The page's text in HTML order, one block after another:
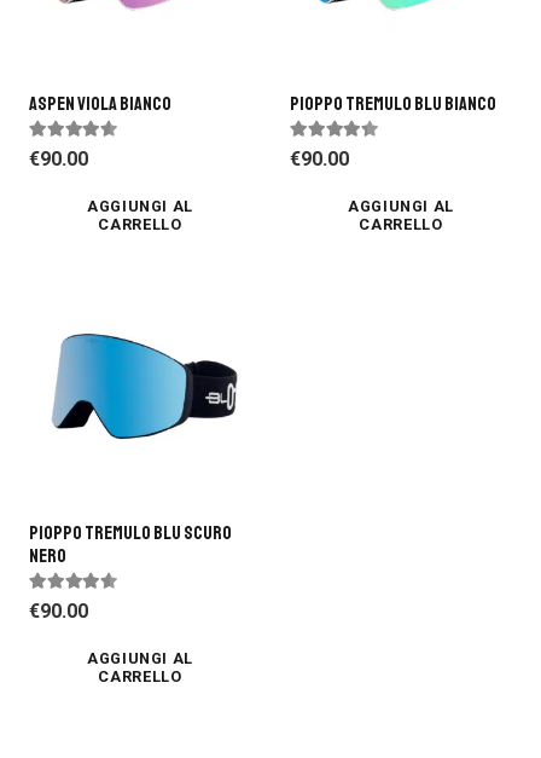
Aspen Viola Bianco
Valutato
€90.00
AGGIUNGI AL
CARRELLO
PIOPPO TREMULO BLU BIANCO
Valutato
€90.00
AGGIUNGI AL
CARRELLO
PIOPPO TREMULO BLU SCURO
NERO
Valutato
€90.00
AGGIUNGI AL
CARRELLO